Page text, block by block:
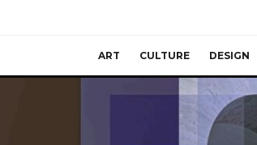
ART CULTURE DESIGN